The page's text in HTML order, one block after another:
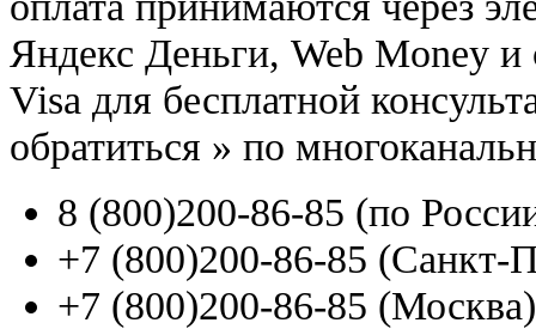
Яндекс Деньги, Web Money и
Visa для бесплатной
обратиться » по
8 (800)200-86-85 (по
+7 (800)200-86-85 (Санкт-
+7 (800)200-86-85 (Москва)